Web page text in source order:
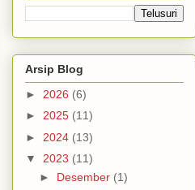
Arsip Blog
► 2026 (6)
► 2025 (11)
► 2024 (13)
▼ 2023 (11)
► Desember (1)